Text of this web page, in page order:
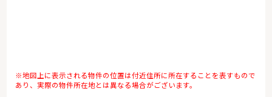
※地図上に表示される物件の位置は付近住所に所在することを表すもので
あり、実際の物件所在地とは異なる場合がございます。